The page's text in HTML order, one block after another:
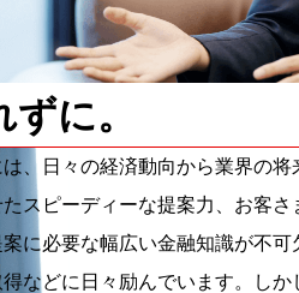
に。
、日々の経済動向から業界の
たスピーディーな提案力、お客
に必要な幅広い金融知識が不
などに日々励んでいます。し